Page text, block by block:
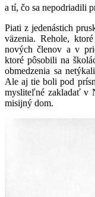
a tí, čo sa nepodriadili
Piati z jedenástich
väzenia. Rehole,
nových členov a v
ktoré pôsobili na
obmedzenia sa
Ale aj tie boli pod
mysliteľné zakladať v
misijný dom.